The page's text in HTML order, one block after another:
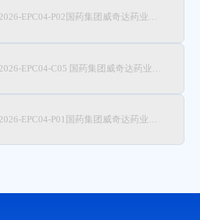
HB2026-EPC04-P02国药集团威奇达药业有限公司青霉素事业部301车间新建废气处理项目生物除臭系统设备
HB2026-EPC04-P01国药集团威奇达药业有限公司青霉素事业部301车间新建废气治理项目工艺非标设备采购